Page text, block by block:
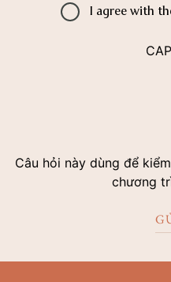
I agree with
Câu hỏi này dùng để
chương